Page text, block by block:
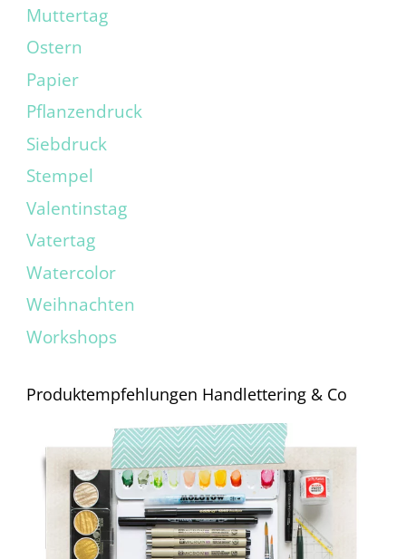
Muttertag
Ostern
Papier
Pflanzendruck
Siebdruck
Stempel
Valentinstag
Vatertag
Watercolor
Weihnachten
Workshops
Produktempfehlungen Handlettering & Co